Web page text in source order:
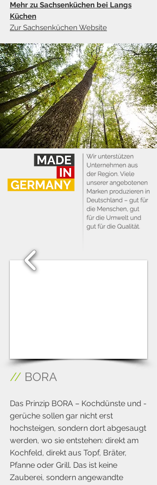
Mehr zu Sachsenküchen bei Langs
Küchen
Zur Sachsenküchen Website
// BORA
Das Prinzip BORA – Kochdünste und -
gerüche sollen gar nicht erst
hochsteigen, sondern dort abgesaugt
werden, wo sie entstehen: direkt am
Kochfeld, direkt aus Topf, Bräter,
Pfanne oder Grill. Das ist keine
Zauberei, sondern angewandte